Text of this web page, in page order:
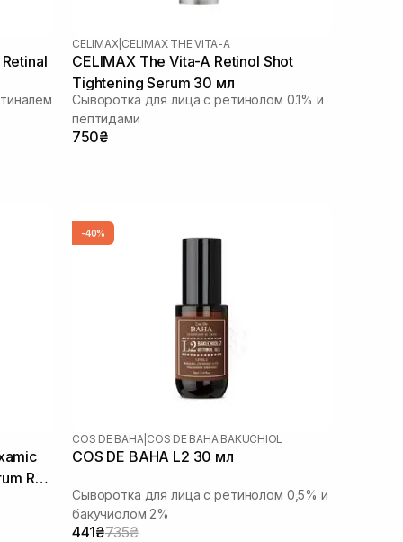
CELIMAX CELIMAX THE VITA-A
CELIMAX The Vita-A Retinol Shot
Tightening Serum 30 мл
Сыворотка для лица с ретинолом 0.1% и
пептидами
750₴
RT
-40%
COS DE BAHA COS DE BAHA BAKUCHIOL
COS DE BAHA L2 30 мл
Сыворотка для лица с ретинолом 0,5% и
бакучиолом 2%
441₴735₴